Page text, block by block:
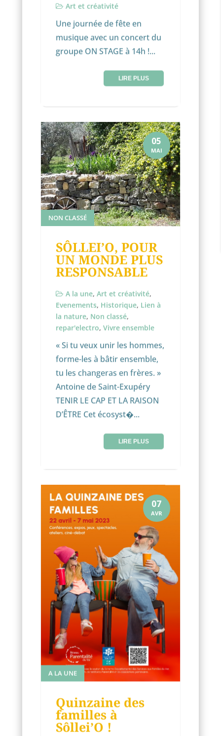
Art et créativité
Une journée de fête en
musique avec un concert du
groupe ON STAGE à 14h !...
LIRE PLUS
05
MAI
NON CLASSÉ
SÔLLEI’O, POUR
UN MONDE PLUS
RESPONSABLE
A la une,Art et créativité,
Evenements, Historique, Lien à
la nature, Non classé,
repar'electro,Vivre ensemble
« Si tu veux unir les hommes,
forme-les à bâtir ensemble,
tu les changeras en frères. »
Antoine de Saint-Exupéry
TENIR LE CAP ET LA RAISON
D’ÊTRE Cet écosyst�...
LIRE PLUS
07
AVR
A LA UNE
Quinzaine des
familles à
Sôllei’O !